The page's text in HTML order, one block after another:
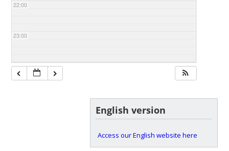
22:00
23:00
English version
Access our English website here